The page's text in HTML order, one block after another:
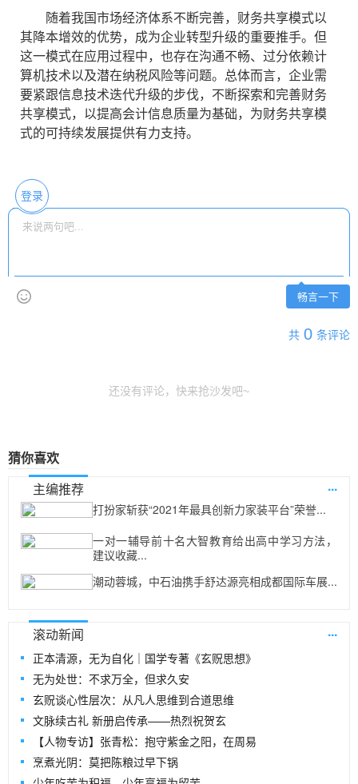
随着我国市场经济体系不断完善，财务共享模式以
其降本增效的优势，成为企业转型升级的重要推手。但
这一模式在应用过程中，也存在沟通不畅、过分依赖计
算机技术以及潜在纳税风险等问题。总体而言，企业需
要紧跟信息技术迭代升级的步伐，不断探索和完善财务
共享模式，以提高会计信息质量为基础，为财务共享模
式的可持续发展提供有力支持。
登录
畅言一下
共 0 条评论
还没有评论，快来抢沙发吧~
猜你喜欢
主编推荐
...
打扮家斩获“2021年最具创新力家装平台”荣誉...
一对一辅导前十名大智教育给出高中学习方法，
建议收藏...
潮动蓉城，中石油携手舒达源亮相成都国际车展...
滚动新闻 ...
正本清源，无为自化｜国学专著《玄贶思想》
无为处世：不求万全，但求久安
玄贶谈心性层次：从凡人思维到合道思维
文脉续古礼 新册启传承——热烈祝贺玄
【人物专访】张青松：抱守紫金之阳，在周易
烹煮光阴：莫把陈粮过早下锅